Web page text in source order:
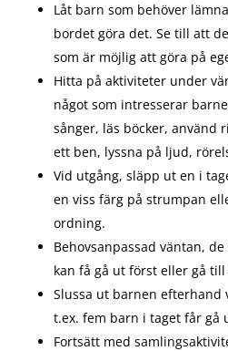
Låt barn som behöver
bordet göra det. Se till att
som är möjlig att göra på
Hitta på aktiviteter under
något som intresserar
sånger, läs böcker, använd
ett ben, lyssna på ljud,
Vid utgång, släpp ut en i
en viss färg på strumpan
ordning.
Behovsanpassad väntan,
kan få gå ut först eller gå
Slussa ut barnen
t.ex. fem barn i taget får gå
Fortsätt med